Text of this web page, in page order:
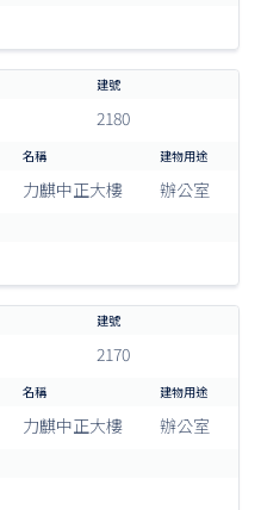
2180
力麒中正大樓 辦公室
2170
力麒中正大樓 辦公室